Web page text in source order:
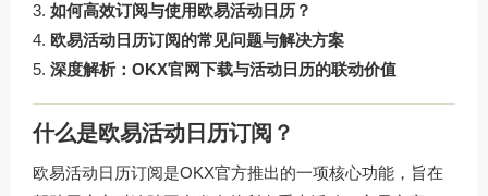
如何高效订阅与使用欧易活动日历？
欧易活动日历订阅的常见问题与解决方案
深度解析：OKX官网下载与活动日历的联动价值
什么是欧易活动日历订阅？
欧易活动日历订阅是OKX官方推出的一项核心功能，旨在